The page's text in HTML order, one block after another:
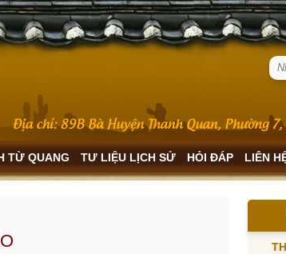
TỪ QUANG TƯ LIỆU LỊCH SỬ HỎI ĐÁP LIÊN